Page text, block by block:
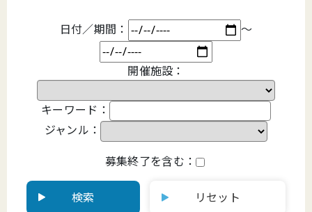
日付／期間： ～
開催施設：
キーワード：
ジャンル：
募集終了を含む：
検索 リセット